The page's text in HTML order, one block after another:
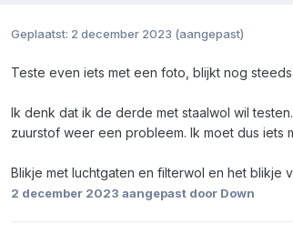
Geplaatst: 2 december 2023 (aangepast)
Teste even iets met een foto, blijkt nog
Ik denk dat ik de derde met staalwol wil
zuurstof weer een probleem. Ik moet dus iets
Blikje met luchtgaten en filterwol en het blikje
2 december 2023 aangepast door Down